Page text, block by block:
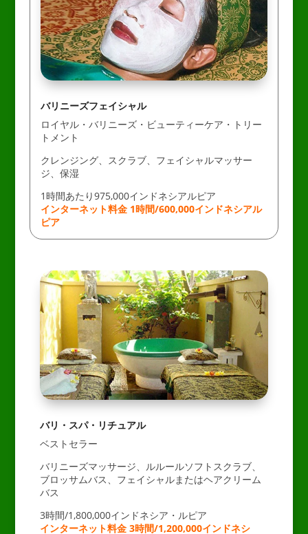
バリニーズフェイシャル
ロイヤル・バリニーズ・ビューティーケア・トリー
トメント
クレンジング、スクラブ、フェイシャルマッサー
ジ、保湿
1時間あたり975,000インドネシアルピア
インターネット料金 1時間/600,000インドネシアル
ピア
バリ・スパ・リチュアル
ベストセラー
バリニーズマッサージ、ルルールソフトスクラブ、
ブロッサムバス、フェイシャルまたはヘアクリーム
バス
3時間/1,800,000インドネシア・ルピア
インターネット料金 3時間/1,200,000インドネシ